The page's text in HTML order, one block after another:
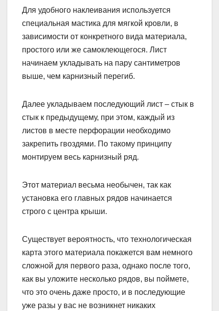
Для удобного наклеивания используется
специальная мастика для мягкой кровли, в
зависимости от конкретного вида материала,
простого или же самоклеющегося. Лист
начинаем укладывать на пару сантиметров
выше, чем карнизный перегиб.
Далее укладываем последующий лист – стык в
стык к предыдущему, при этом, каждый из
листов в месте перфорации необходимо
закрепить гвоздями. По такому принципу
монтируем весь карнизный ряд.
Этот материал весьма необычен, так как
установка его главных рядов начинается
строго с центра крыши.
Существует вероятность, что технологическая
карта этого материала покажется вам немного
сложной для первого раза, однако после того,
как вы уложите несколько рядов, вы поймете,
что это очень даже просто, и в последующие
уже разы у вас не возникнет никаких